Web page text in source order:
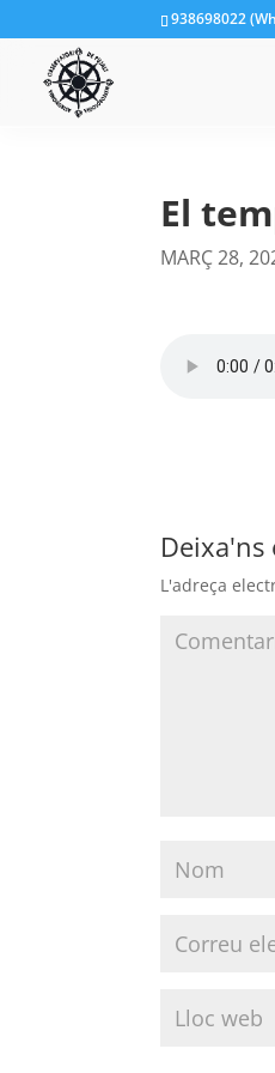
938698022
El
MARÇ 28,
L'adreça